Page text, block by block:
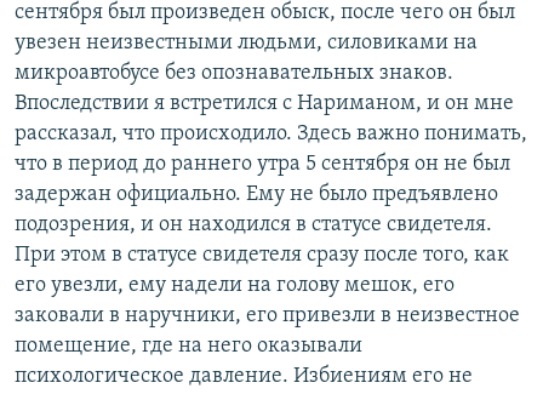
сентября был произведен обыск, после чего он был
увезен неизвестными людьми, силовиками на
микроавтобусе без опознавательных знаков.
Впоследствии я встретился с Нариманом, и он мне
рассказал, что происходило. Здесь важно понимать,
что в период до раннего утра 5 сентября он не был
задержан официально. Ему не было предъявлено
подозрения, и он находился в статусе свидетеля.
При этом в статусе свидетеля сразу после того, как
его увезли, ему надели на голову мешок, его
заковали в наручники, его привезли в неизвестное
помещение, где на него оказывали
психологическое давление. Избиениям его не